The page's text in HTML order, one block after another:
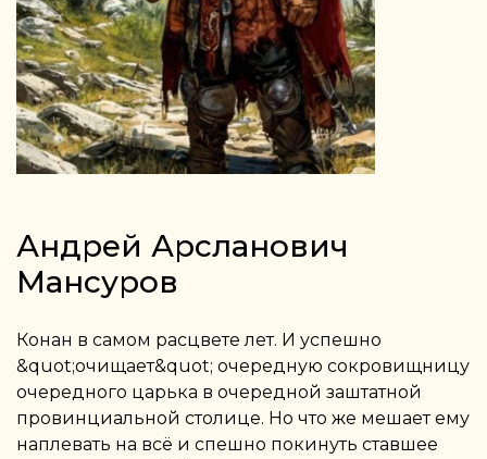
Андрей Арсланович
Мансуров
Конан в самом расцвете лет. И успешно
&quot;очищает&quot; очередную сокровищницу
очередного царька в очередной заштатной
провинциальной столице. Но что же мешает ему
наплевать на всё и спешно покинуть ставшее